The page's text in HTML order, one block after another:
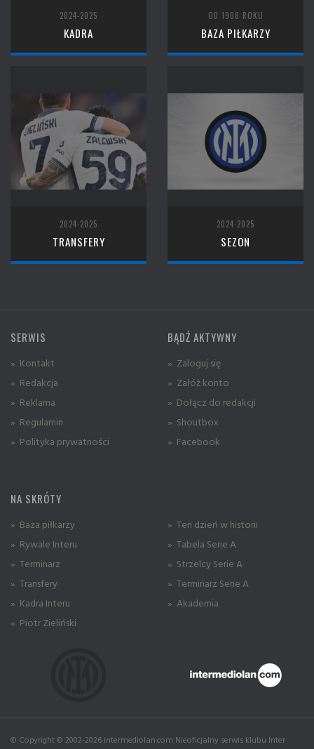
2024-2025
KADRA
OD 1908 ROKU
BAZA PIŁKARZY
2024-2025
TRANSFERY
2024-2025
SEZON
SERWIS
» Kontakt
» Redakcja
» Reklama
» Regulamin
» Polityka prywatności
BĄDŹ AKTYWNY
» Zaloguj się
» Załóż konto
» Dołącz do redakcji
» Shoutbox
» Facebook
NA SKRÓTY
» Baza piłkarzy
» Rywale Interu
» Terminarz
» Transfery
» Kadra Interu
» Piotr Zieliński
» Ten dzień w historii
» Tabela Serie A
» Strzelcy Serie A
» Terminarz Serie A
» Akademia
© Copyright © 2002-2026 intermediolan.com Nieoficjalny serwis klubu Inter